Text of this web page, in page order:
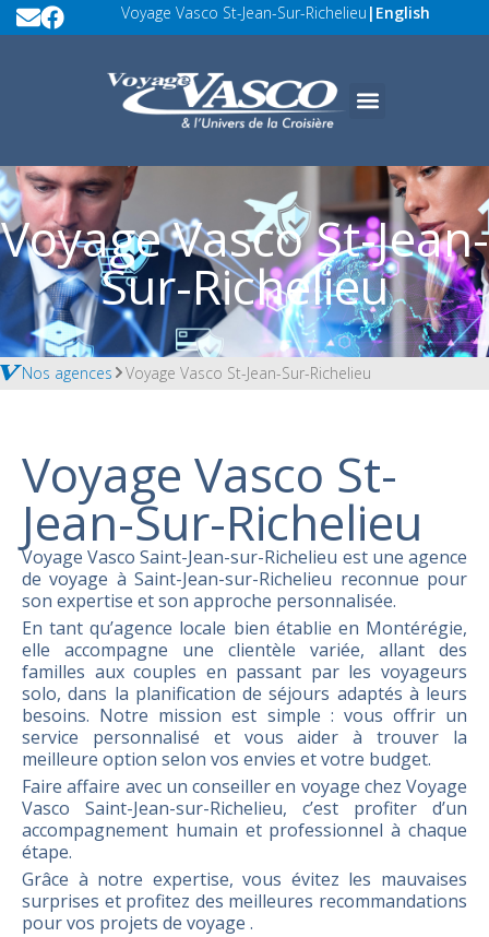
Voyage Vasco St-Jean-Sur-Richelieu | English
Voyage Vasco St-Jean-
Sur-Richelieu
Nos agences Voyage Vasco St-Jean-Sur-Richelieu
Voyage Vasco St-
Jean-Sur-Richelieu
Voyage Vasco Saint-Jean-sur-Richelieu est une agence
de voyage à Saint-Jean-sur-Richelieu reconnue pour
son expertise et son approche personnalisée.
En tant qu’agence locale bien établie en Montérégie,
elle accompagne une clientèle variée, allant des
familles aux couples en passant par les voyageurs
solo, dans la planification de séjours adaptés à leurs
besoins. Notre mission est simple : vous offrir un
service personnalisé et vous aider à trouver la
meilleure option selon vos envies et votre budget.
Faire affaire avec un conseiller en voyage chez Voyage
Vasco Saint-Jean-sur-Richelieu, c’est profiter d’un
accompagnement humain et professionnel à chaque
étape.
Grâce à notre expertise, vous évitez les mauvaises
surprises et profitez des meilleures recommandations
pour vos projets de voyage .